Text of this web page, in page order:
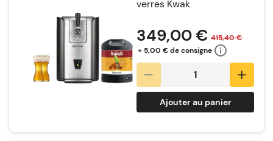
verres Kwak
349,00 € 415,40 €
+ 5,00 € de consigne
Ajouter au panier